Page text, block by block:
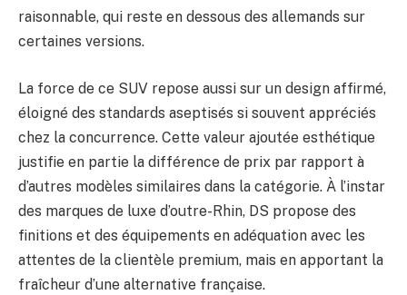
raisonnable, qui reste en dessous des allemands sur
certaines versions.
La force de ce SUV repose aussi sur un design affirmé,
éloigné des standards aseptisés si souvent appréciés
chez la concurrence. Cette valeur ajoutée esthétique
justifie en partie la différence de prix par rapport à
d’autres modèles similaires dans la catégorie. À l’instar
des marques de luxe d’outre-Rhin, DS propose des
finitions et des équipements en adéquation avec les
attentes de la clientèle premium, mais en apportant la
fraîcheur d’une alternative française.